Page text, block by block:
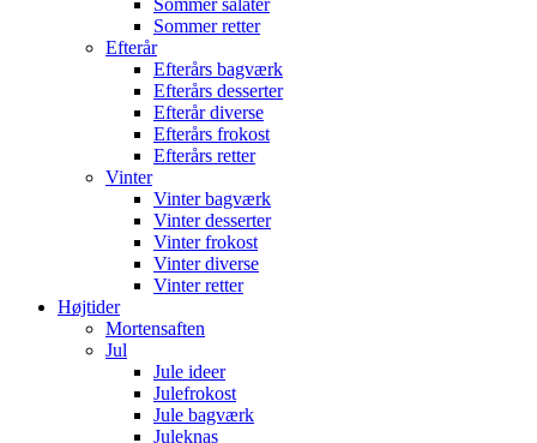
Sommer salater
Sommer retter
Efterår
Efterårs bagværk
Efterårs desserter
Efterår diverse
Efterårs frokost
Efterårs retter
Vinter
Vinter bagværk
Vinter desserter
Vinter frokost
Vinter diverse
Vinter retter
Højtider
Mortensaften
Jul
Jule ideer
Julefrokost
Jule bagværk
Juleknas